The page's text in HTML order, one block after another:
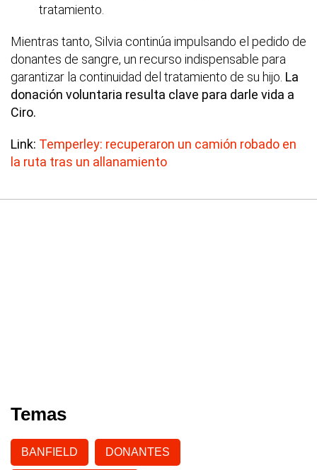
tratamiento.
Mientras tanto, Silvia continúa impulsando el pedido de
donantes de sangre, un recurso indispensable para
garantizar la continuidad del tratamiento de su hijo. La
donación voluntaria resulta clave para darle vida a
Ciro.
Link: Temperley: recuperaron un camión robado en
la ruta tras un allanamiento
Temas
BANFIELD DONANTES